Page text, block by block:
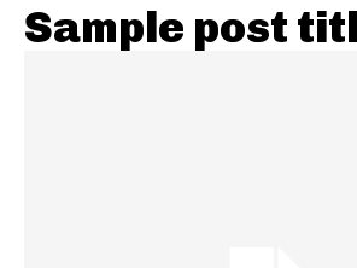
Sample post